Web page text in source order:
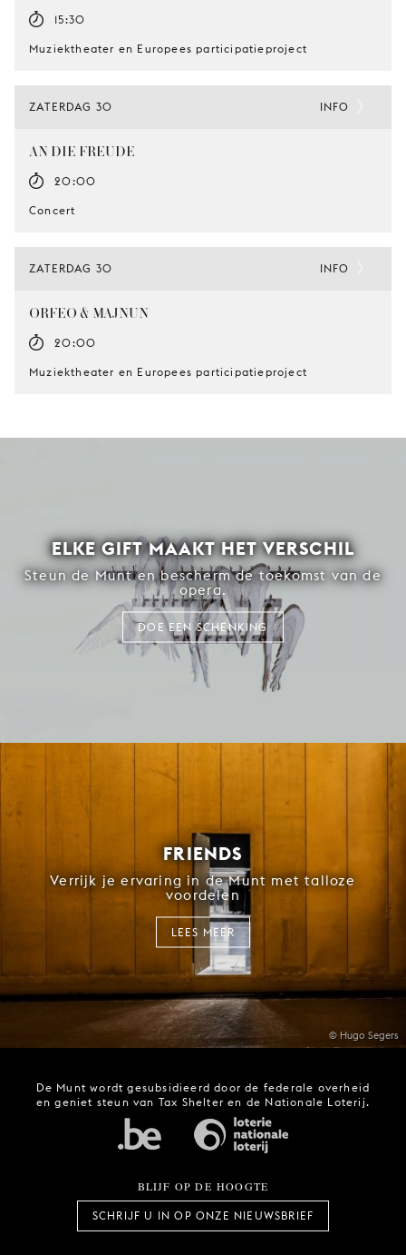
15:30
Muziektheater en Europees participatieproject
ZATERDAG 30
AN DIE FREUDE
20:00
Concert
INFO
ZATERDAG 30
ORFEO & MAJNUN
20:00
Muziektheater en Europees participatieproject
INFO
ELKE GIFT MAAKT HET VERSCHIL
Steun de Munt en bescherm de toekomst van de
opera.
DOE EEN SCHENKING
© Hugo Segers
FRIENDS
Verrijk je ervaring in de Munt met talloze
voordelen
LEES MEER
De Munt wordt gesubsidieerd door de federale overheid
en geniet steun van Tax Shelter en de Nationale Loterij.
BLIJF OP DE HOOGTE
SCHRIJF U IN OP ONZE NIEUWSBRIEF